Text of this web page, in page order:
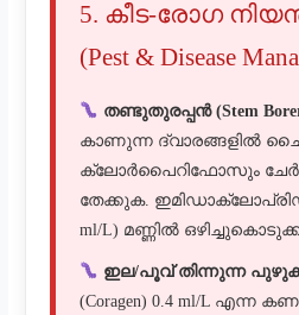
5. കീട-രോഗ
(Pest & Disease
തണ്ടുതുരപ്പൻ (Stem
കാണുന്ന ദ്വാരങ്ങളിൽ
ക്ലോർപൈറിഫോസും
തേക്കുക. ഇമിഡാക്ലോപ്രിഡ്
ml/L) മണ്ണിൽ
ഇല/പൂവ് തിന്നുന്ന
(Coragen) 0.4 ml/L എന്ന